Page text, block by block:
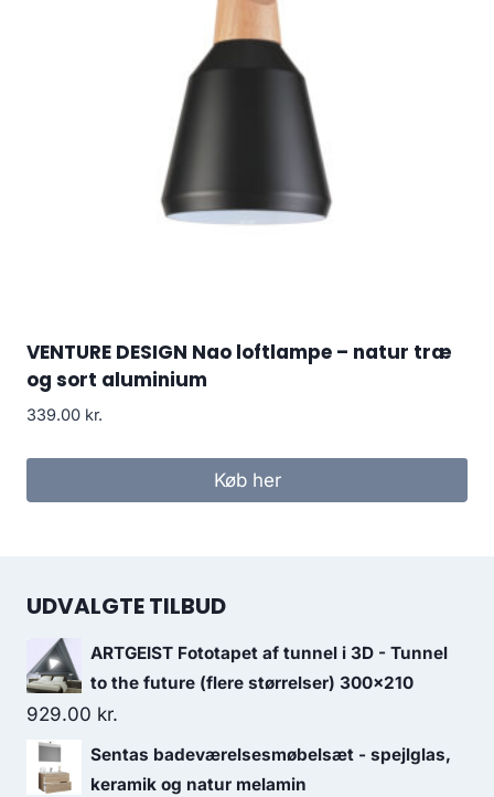
VENTURE DESIGN Nao loftlampe – natur træ
og sort aluminium
339.00 kr.
Køb her
UDVALGTE TILBUD
ARTGEIST Fototapet af tunnel i 3D - Tunnel
to the future (flere størrelser) 300x210
929.00 kr.
Sentas badeværelsesmøbelsæt - spejlglas,
keramik og natur melamin